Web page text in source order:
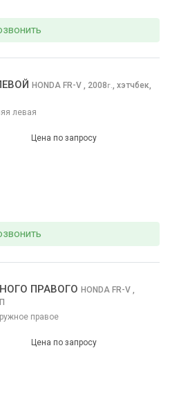
HONDA FR-V , 2008г., хэтчбек,
левая
Цена по запросу
ПРАВОГО HONDA FR-V
правое
Цена по запросу